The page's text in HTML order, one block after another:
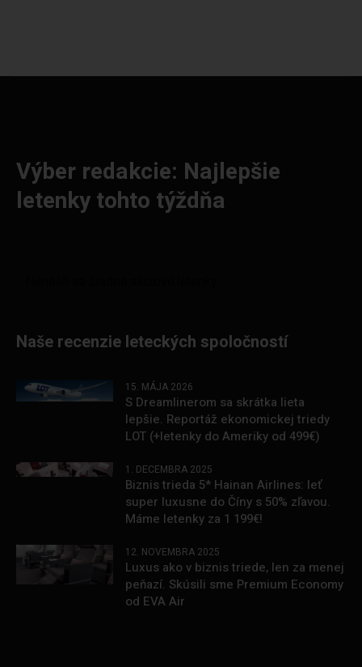
Výber redakcie: Najlepšie
letenky tohto týždňa
Naše recenzie leteckých spoločností
15. MÁJA 2026
S Dreamlinerom sa skrátka lieta
lepšie. Reportáž ekonomickej triedy
LOT (+letenky do Ameriky od 499€)
1. DECEMBRA 2025
Biznis trieda 5* Hainan Airlines: leť
super luxusne do Číny s 50% zľavou.
Máme letenky za 1 199€!
12. NOVEMBRA 2025
Luxus ako v biznis triede, len za menej
peňazí. Skúsili sme Premium Economy
od EVA Air